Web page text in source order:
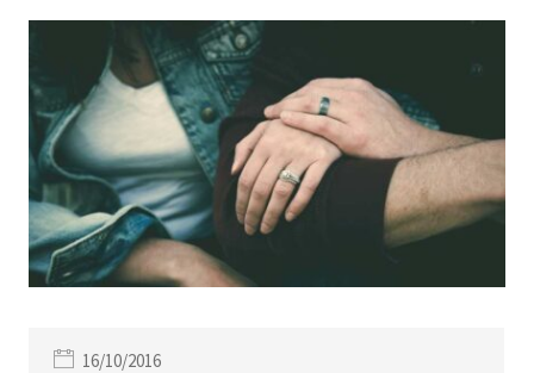
16/10/2016